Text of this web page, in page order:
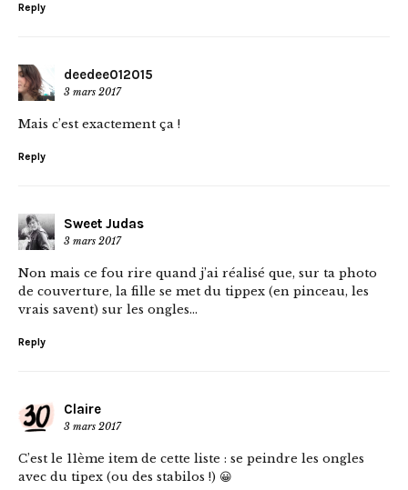
Reply
deedee012015
3 mars 2017
Mais c’est exactement ça !
Reply
Sweet Judas
3 mars 2017
Non mais ce fou rire quand j’ai réalisé que, sur ta photo
de couverture, la fille se met du tippex (en pinceau, les
vrais savent) sur les ongles…
Reply
Claire
3 mars 2017
C’est le 11ème item de cette liste : se peindre les ongles
avec du tipex (ou des stabilos !) 😀